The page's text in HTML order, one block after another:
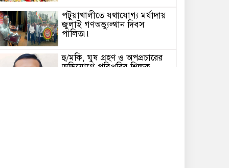
পটুয়াখালীতে যথাযোগ্য মর্যাদায়
জুলাই গণঅভ্যুল্থান দিবস
পালিত৷৷
হু/মকি, ঘুষ গ্রহণ ও অপপ্রচারের
অভিযোগে পবিপ্রবির শিক্ষক